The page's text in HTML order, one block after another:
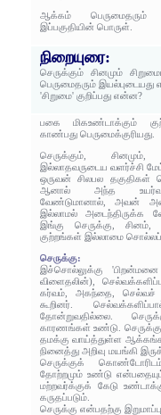
ஆக்கம் பெருமைதரும்
இப்பகுதியின் பொருள்.
நிறையுரை:
செருக்கும் சினமும்
பெருமைதரும் இயல்புடையது
'சிறுமை' குறிப்பது என்ன?
பகை மிகஉண்டாக்கும்
காண்பது பெருமைக்குரியது.
செருக்கும்,
இல்லாதவருடைய வளர்ச்சி
ஒருவன் சிலபல தகுதிகள்
ஆனால் அந்த உயர்வு
வேண்டுமானால், அவன்
இல்லாமல் அடைந்திருக்க
இங்கு செருக்கு, சினம்,
குற்றங்கள் இல்லாமை
செருக்கு:
இச்சொல்லுக்கு
விளைதலின்),
கர்வம், அகந்தை, செல்வச்
கூறினர்.
தோன்றுவதில்லை.
காரணங்கள் உண்டு.
தமக்கு வாய்த்துள்ள
நினைத்து அறிவு மயங்கி
செருக்குக்
தோற்றமும் உண்டு
மற்றவர்க்குக் கேடு
கருதப்படும்.
செருக்கு என்பதற்கு